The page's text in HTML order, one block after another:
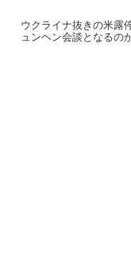
ウクライナ抜きの米露
ュンヘン会談となるの